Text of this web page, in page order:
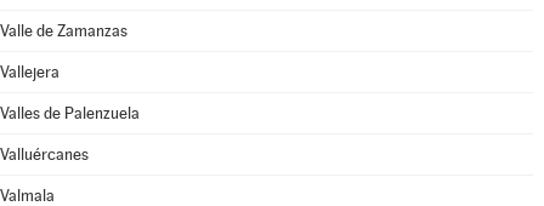
Valle de Zamanzas
Vallejera
Valles de Palenzuela
Valluércanes
Valmala